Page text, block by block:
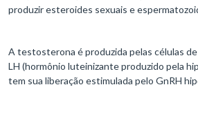
produzir esteroides sexuais e
A testosterona é produzida pelas células
LH (hormônio luteinizante produzido pela
tem sua liberação estimulada pelo GnRH